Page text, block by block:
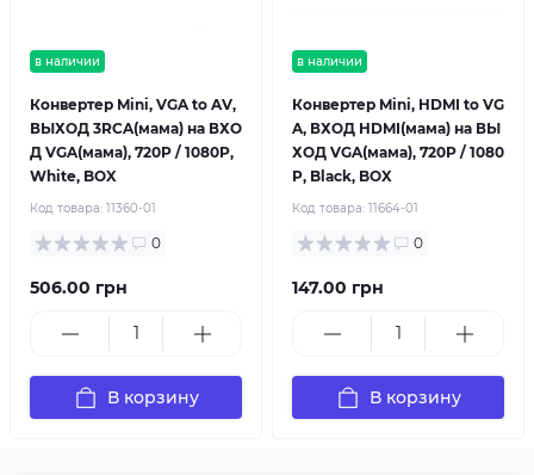
в наличии
Конвертер Mini, VGA to AV,
ВЫХОД 3RCA(мама) на ВХО
Д VGA(мама), 720P / 1080P,
White, BOX
Код товара: 11360-01
0
506.00 грн
В корзину
в наличии
Конвертер Mini, HDMI to VG
A, ВХОД HDMI(мама) на ВЫ
ХОД VGA(мама), 720P / 1080
P, Black, BOX
Код товара: 11664-01
0
147.00 грн
В корзину